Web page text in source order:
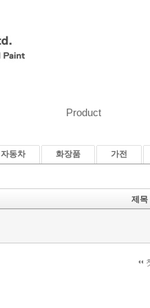
Product
자동차 화장품 가전
제목